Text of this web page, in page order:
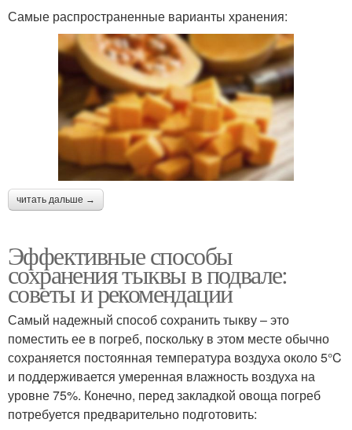
Самые распространенные варианты хранения:
читать дальше →
Эффективные способы
сохранения тыквы в подвале:
советы и рекомендации
Самый надежный способ сохранить тыкву – это
поместить ее в погреб, поскольку в этом месте обычно
сохраняется постоянная температура воздуха около 5°C
и поддерживается умеренная влажность воздуха на
уровне 75%. Конечно, перед закладкой овоща погреб
потребуется предварительно подготовить: